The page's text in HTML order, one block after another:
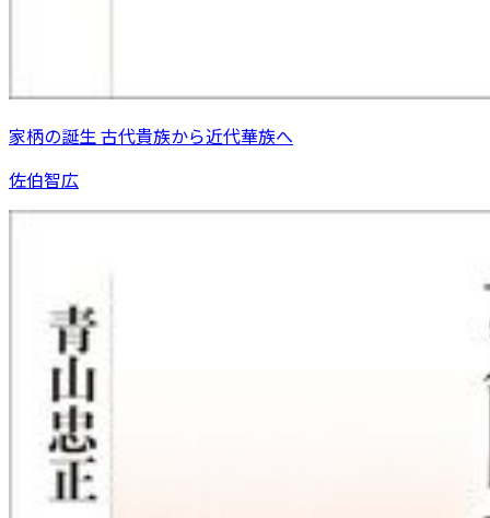
家柄の誕生 古代貴族から近代華族へ
佐伯智広